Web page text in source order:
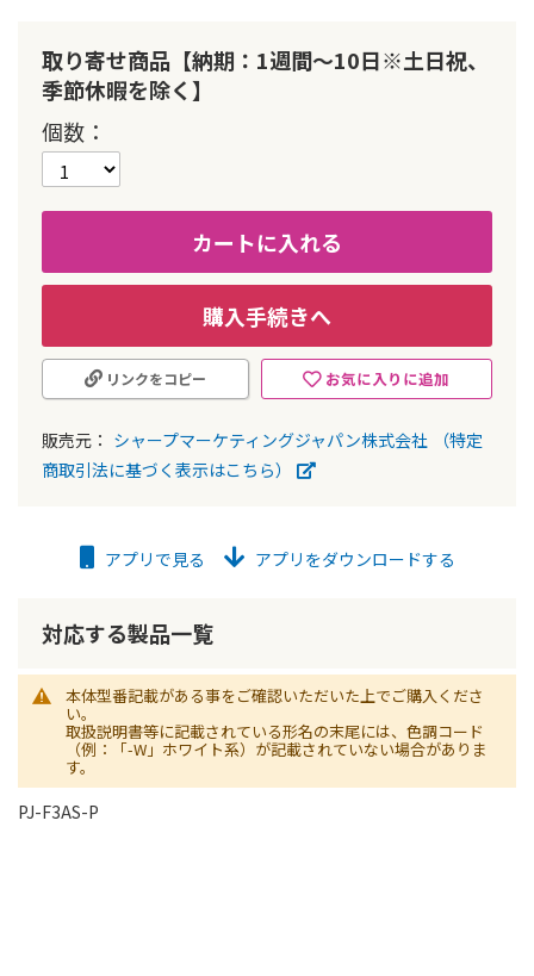
取り寄せ商品【納期：1週間～10日※土日祝、
季節休暇を除く】
個数
カートに入れる
購入手続きへ
お気に入りに追加
リンクをコピー
販売元： シャープマーケティングジャパン株式会社
（特定
商取引法に基づく表示はこちら）
動
す
る
アプリで見る アプリをダウンロードする
対応する製品一覧
本体型番記載がある事をご確認いただいた上でご購入くださ
い。
取扱説明書等に記載されている形名の末尾には、色調コード
（例：「-W」ホワイト系）が記載されていない場合がありま
す。
PJ-F3AS-P